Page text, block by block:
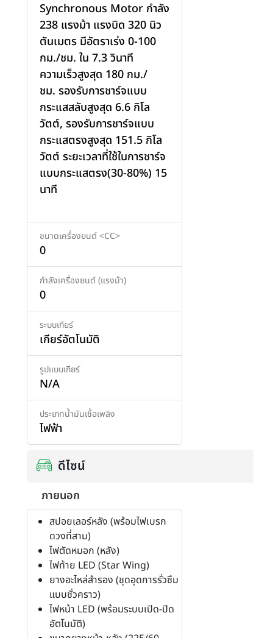
Synchronous Motor กำลัง
238 แรงม้า แรงบิด 320 นิว
ตันเมตร มีอัตราเร่ง 0-100
กม./ชม. ใน 7.3 วินาที
ความเร็วสูงสุด 180 กม./
ชม. รองรับการชาร์จแบบ
กระแสสลับสูงสุด 6.6 กิโล
วัตต์, รองรับการชาร์จแบบ
กระแสตรงสูงสุด 151.5 กิโล
วัตต์ ระยะเวลาที่ใช้ในการชาร์จ
แบบกระแสตรง(30-80%) 15
นาที
ขนาดเครื่องยนต์ <CC>
0
กำลังเครื่องยนต์ (แรงม้า)
0
ระบบเกียร์
เกียร์อัตโนมัติ
รูปแบบเกียร์
N/A
ประเภทน้ำมันเชื้อเพลิง
ไฟฟ้า
ดีไซน์
ภายนอก
สปอยเลอร์หลัง (พร้อมไฟเบรก
ดวงที่สาม)
ไฟตัดหมอก (หลัง)
ไฟท้าย LED (Star Wing)
ยางอะไหล่สำรอง (ชุดอุดการรั่วซึม
แบบชั่วคราว)
ไฟหน้า LED (พร้อมระบบเปิด-ปิด
อัตโนมัติ)